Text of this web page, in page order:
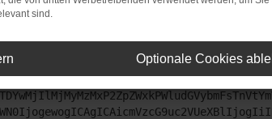
kontaktiere uns bitte. Wir werden
sind.
Optionale Cookies